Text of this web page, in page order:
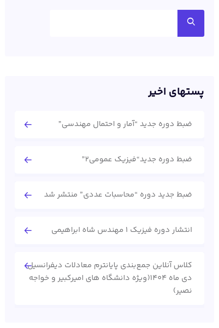
پستهای اخیر
ضبط دوره جدید “آمار و احتمال مهندسی”
ضبط دوره جدید“فیزیک عمومی2”
ضبط جدید دوره “محاسبات عددی” منتشر شد
انتشار دوره فیزیک 1 مهندس شاه ابراهیمی
کلاس آنلاین جمع‌بندی پایانترم معادلات دیفرانسیل
دی ماه 1404(ویژه دانشگاه های امیرکبیر و خواجه
نصیر)